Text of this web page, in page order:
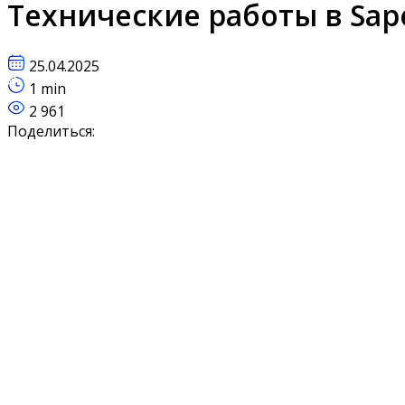
Технические работы в
25.04.2025
1 min
2 961
Поделиться: